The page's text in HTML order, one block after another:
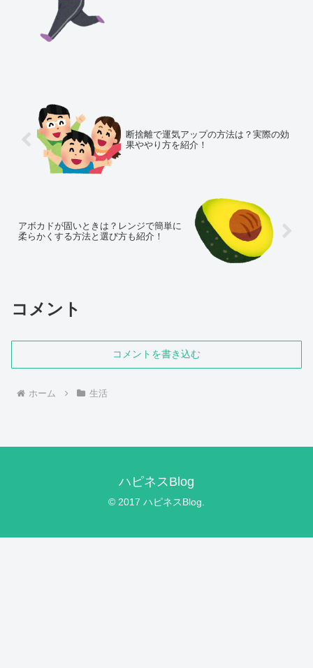
断捨離で運気アップの方法は？実際の効
果ややり方を紹介！
アボカドが固いときは？レンジで簡単に
柔らかくする方法と選び方も紹介！
コメント
コメントを書き込む
ホーム 生活
ハピネスBlog
© 2017 ハピネスBlog.